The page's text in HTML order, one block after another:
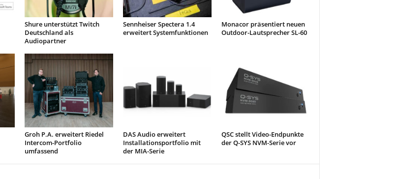
Shure unterstützt Twitch
Deutschland als
Audiopartner
Sennheiser Spectera 1.4
erweitert Systemfunktionen
Monacor präsentiert neuen
Outdoor-Lautsprecher SL-60
Groh P.A. erweitert Riedel
Intercom-Portfolio
umfassend
DAS Audio erweitert
Installationsportfolio mit
der MIA-Serie
QSC stellt Video-Endpunkte
der Q-SYS NVM-Serie vor